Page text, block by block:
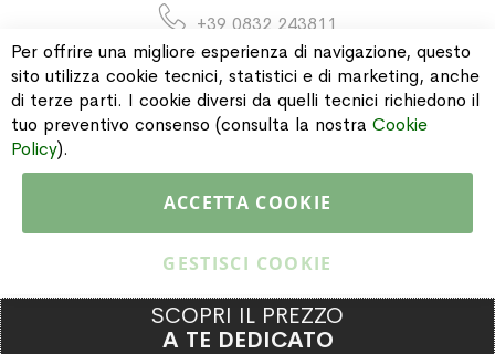
+39 0832 243811
INFORMAZIONI
Copyright © 2015 Gioielleria Oreste Troso. All rights reserved. P. IVA
Per offrire una migliore esperienza di navigazione, questo
sito utilizza cookie tecnici, statistici e di marketing, anche
di terze parti. I cookie diversi da quelli tecnici richiedono il
tuo preventivo consenso (consulta la nostra Cookie
Policy).
ACCETTA COOKIE
GESTISCI COOKIE
SCOPRI IL PREZZO
A TE DEDICATO